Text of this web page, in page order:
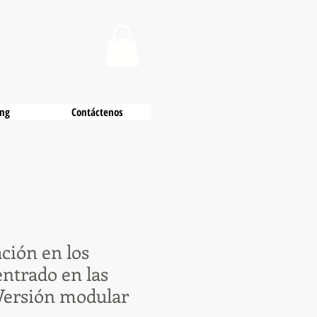
Contáctenos
en los
en las
modular